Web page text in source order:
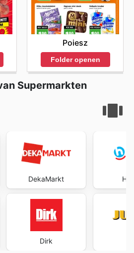
Poiesz
Folder openen
Supermarkten
DekaMarkt
Dirk